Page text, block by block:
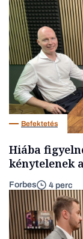
Befektetés
Hiába
kénytelenek
Forbes 4 perc